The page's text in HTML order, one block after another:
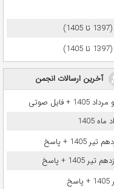
آخرین ارسالات انجمن
1405
+ پاسخ